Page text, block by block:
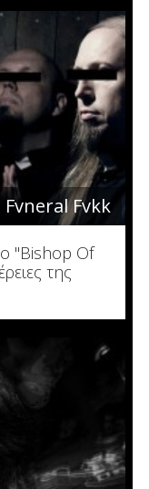
Fvneral Fvkk
"Bishop Of
της